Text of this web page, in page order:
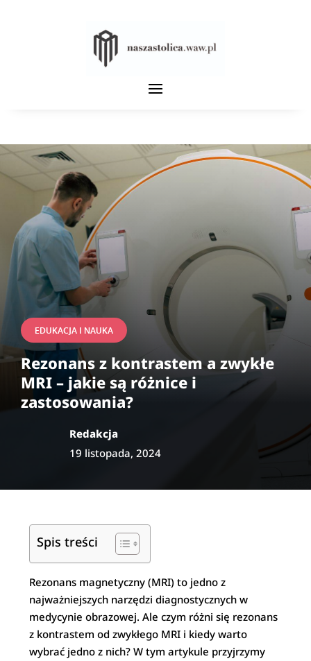
EDUKACJA I NAUKA
Rezonans z kontrastem a zwykłe
MRI – jakie są różnice i
zastosowania?
Redakcja
19 listopada, 2024
Spis treści
Rezonans magnetyczny (MRI) to jedno z
najważniejszych narzędzi diagnostycznych w
medycynie obrazowej. Ale czym różni się rezonans
z kontrastem od zwykłego MRI i kiedy warto
wybrać jedno z nich? W tym artykule przyjrzymy